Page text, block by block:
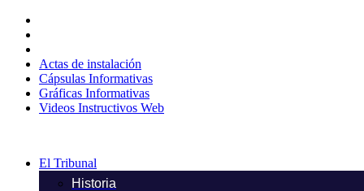
contenido
Actas de instalación
Cápsulas Informativas
Gráficas Informativas
Videos Instructivos Web
El Tribunal
Historia